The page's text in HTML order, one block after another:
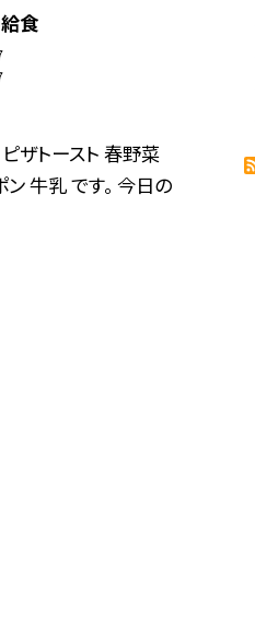
給食
ザトースト 春野菜
ン 牛乳 です。 今日の